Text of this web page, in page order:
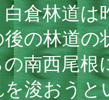
倉林道は
の林道の
南西尾根
浚おうと